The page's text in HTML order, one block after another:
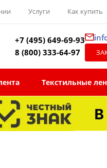
Услуги Как купить
+7 (495) 649-69-93
8 (800) 333-64-97
Текстильные